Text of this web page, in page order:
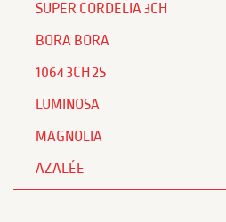
SUPER CORDELIA 3CH
BORA BORA
1064 3CH 2S
LUMINOSA
MAGNOLIA
AZALÉE